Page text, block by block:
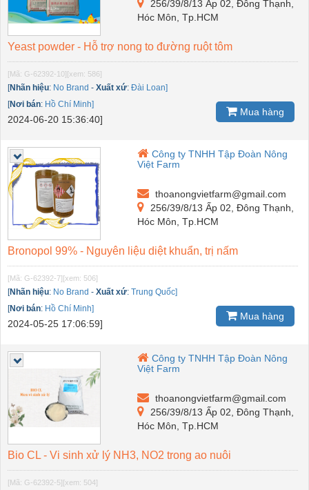
256/39/8/13 Ấp 02, Đông Thạnh,
Hóc Môn, Tp.HCM
Yeast powder - Hỗ trợ nong to đường ruột tôm
[Mã: G-62392-10][xem: 586]
[Nhãn hiệu: No Brand - Xuất xứ: Đài Loan]
[Nơi bán: Hồ Chí Minh]
2024-06-20 15:36:40]
Mua hàng
Công ty TNHH Tập Đoàn Nông
Việt Farm
thoanongvietfarm@gmail.com
256/39/8/13 Ấp 02, Đông Thạnh,
Hóc Môn, Tp.HCM
Bronopol 99% - Nguyên liệu diệt khuẩn, trị nấm
[Mã: G-62392-7][xem: 506]
[Nhãn hiệu: No Brand - Xuất xứ: Trung Quốc]
[Nơi bán: Hồ Chí Minh]
2024-05-25 17:06:59]
Mua hàng
Công ty TNHH Tập Đoàn Nông
Việt Farm
thoanongvietfarm@gmail.com
256/39/8/13 Ấp 02, Đông Thạnh,
Hóc Môn, Tp.HCM
Bio CL - Vi sinh xử lý NH3, NO2 trong ao nuôi
[Mã: G-62392-5][xem: 504]